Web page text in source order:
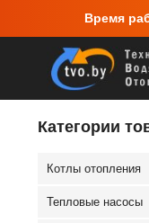
Время
Категории
Котлы отопления
Тепловые насосы